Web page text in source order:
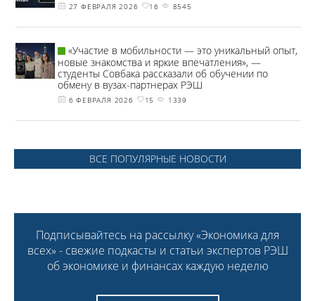
27 ФЕВРАЛЯ 2026 16 8545
«Участие в мобильности — это уникальный опыт,
новые знакомства и яркие впечатления», —
студенты Совбака рассказали об обучении по
обмену в вузах-партнерах РЭШ
6 ФЕВРАЛЯ 2026 15 1339
ВСЕ ПОПУЛЯРНЫЕ НОВОСТИ
Подписывайтесь на рассылку «Экономика для
всех» - свежие подкасты и статьи экспертов РЭШ
об экономике и финансах каждую неделю